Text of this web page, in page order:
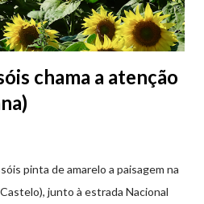
chama a atenção
pinta de amarelo a paisagem na
junto à estrada Nacional